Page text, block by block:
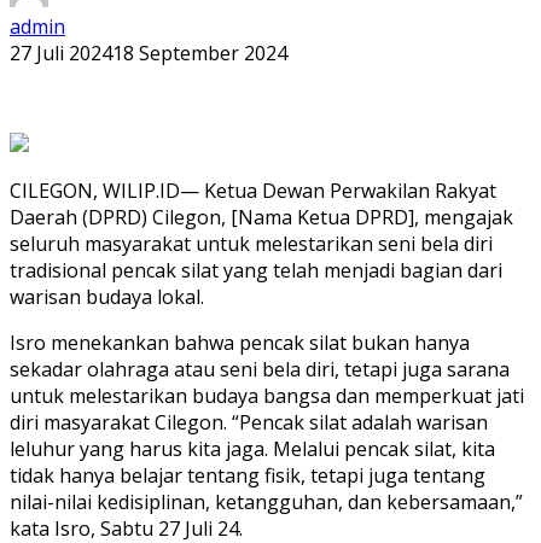
admin
27 Juli 202418 September 2024
CILEGON, WILIP.ID— Ketua Dewan Perwakilan Rakyat
Daerah (DPRD) Cilegon, [Nama Ketua DPRD], mengajak
seluruh masyarakat untuk melestarikan seni bela diri
tradisional pencak silat yang telah menjadi bagian dari
warisan budaya lokal.
Isro menekankan bahwa pencak silat bukan hanya
sekadar olahraga atau seni bela diri, tetapi juga sarana
untuk melestarikan budaya bangsa dan memperkuat jati
diri masyarakat Cilegon. “Pencak silat adalah warisan
leluhur yang harus kita jaga. Melalui pencak silat, kita
tidak hanya belajar tentang fisik, tetapi juga tentang
nilai-nilai kedisiplinan, ketangguhan, dan kebersamaan,”
kata Isro, Sabtu 27 Juli 24.